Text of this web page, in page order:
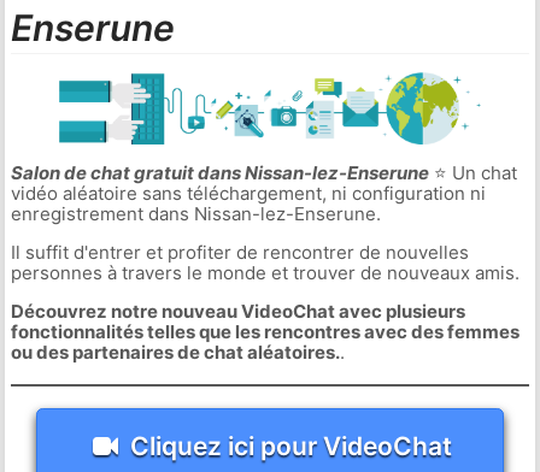
Enserune
Salon de chat gratuit dans Nissan-lez-Enserune⭐ Un chat
vidéo aléatoire sans téléchargement, ni configuration ni
enregistrement dans Nissan-lez-Enserune.
Il suffit d'entrer et profiter de rencontrer de nouvelles
personnes à travers le monde et trouver de nouveaux amis.
Découvrez notre nouveau VideoChat avec plusieurs
fonctionnalités telles que les rencontres avec des femmes
ou des partenaires de chat aléatoires..
Cliquez ici pour VideoChat